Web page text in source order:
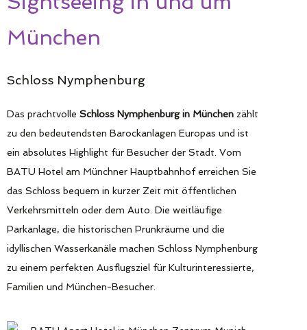
München
Schloss Nymphenburg
Das prachtvolle Schloss Nymphenburg in München zählt
zu den bedeutendsten Barockanlagen Europas und ist
ein absolutes Highlight für Besucher der Stadt. Vom
BATU Hotel am Münchner Hauptbahnhof erreichen Sie
das Schloss bequem in kurzer Zeit mit öffentlichen
Verkehrsmitteln oder dem Auto. Die weitläufige
Parkanlage, die historischen Prunkräume und die
idyllischen Wasserkanäle machen Schloss Nymphenburg
zu einem perfekten Ausflugsziel für Kulturinteressierte,
Familien und München-Besucher.